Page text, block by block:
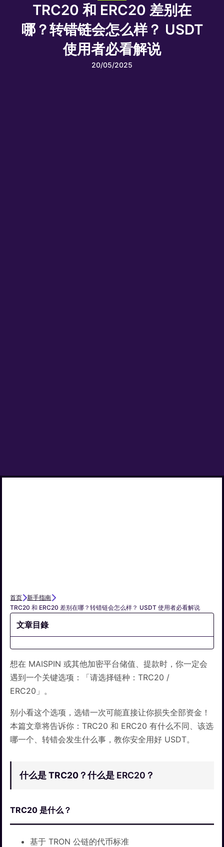
TRC20 和 ERC20 差别在
哪？转错链会怎么样？ USDT
使用者必看解说
20/05/2025
首页
新手指南
TRC20 和 ERC20 差别在哪？转错链会怎么样？ USDT 使用者必看解说
文章目錄
想在 MAISPIN 或其他加密平台储值、提款时，你一定会
遇到一个关键选项：「请选择链种：TRC20 /
ERC20」。
别小看这个选项，选错一次可能直接让你损失全部资金！
本篇文章将告诉你：TRC20 和 ERC20 有什么不同、该选
哪一个、转错会发生什么事，教你安全用好 USDT。
什么是 TRC20？什么是 ERC20？
TRC20 是什么？
基于 TRON 公链的代币标准